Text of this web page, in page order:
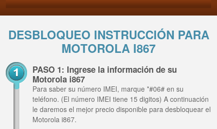
DESBLOQUEO INSTRUCCIÓN PARA
MOTOROLA I867
PASO 1: Ingrese la información de su
Motorola i867
Para saber su número IMEI, marque *#06# en su
teléfono. (El número IMEI tiene 15 digitos) A continuación
le daremos el mejor precio disponible para desbloquear el
Motorola i867.